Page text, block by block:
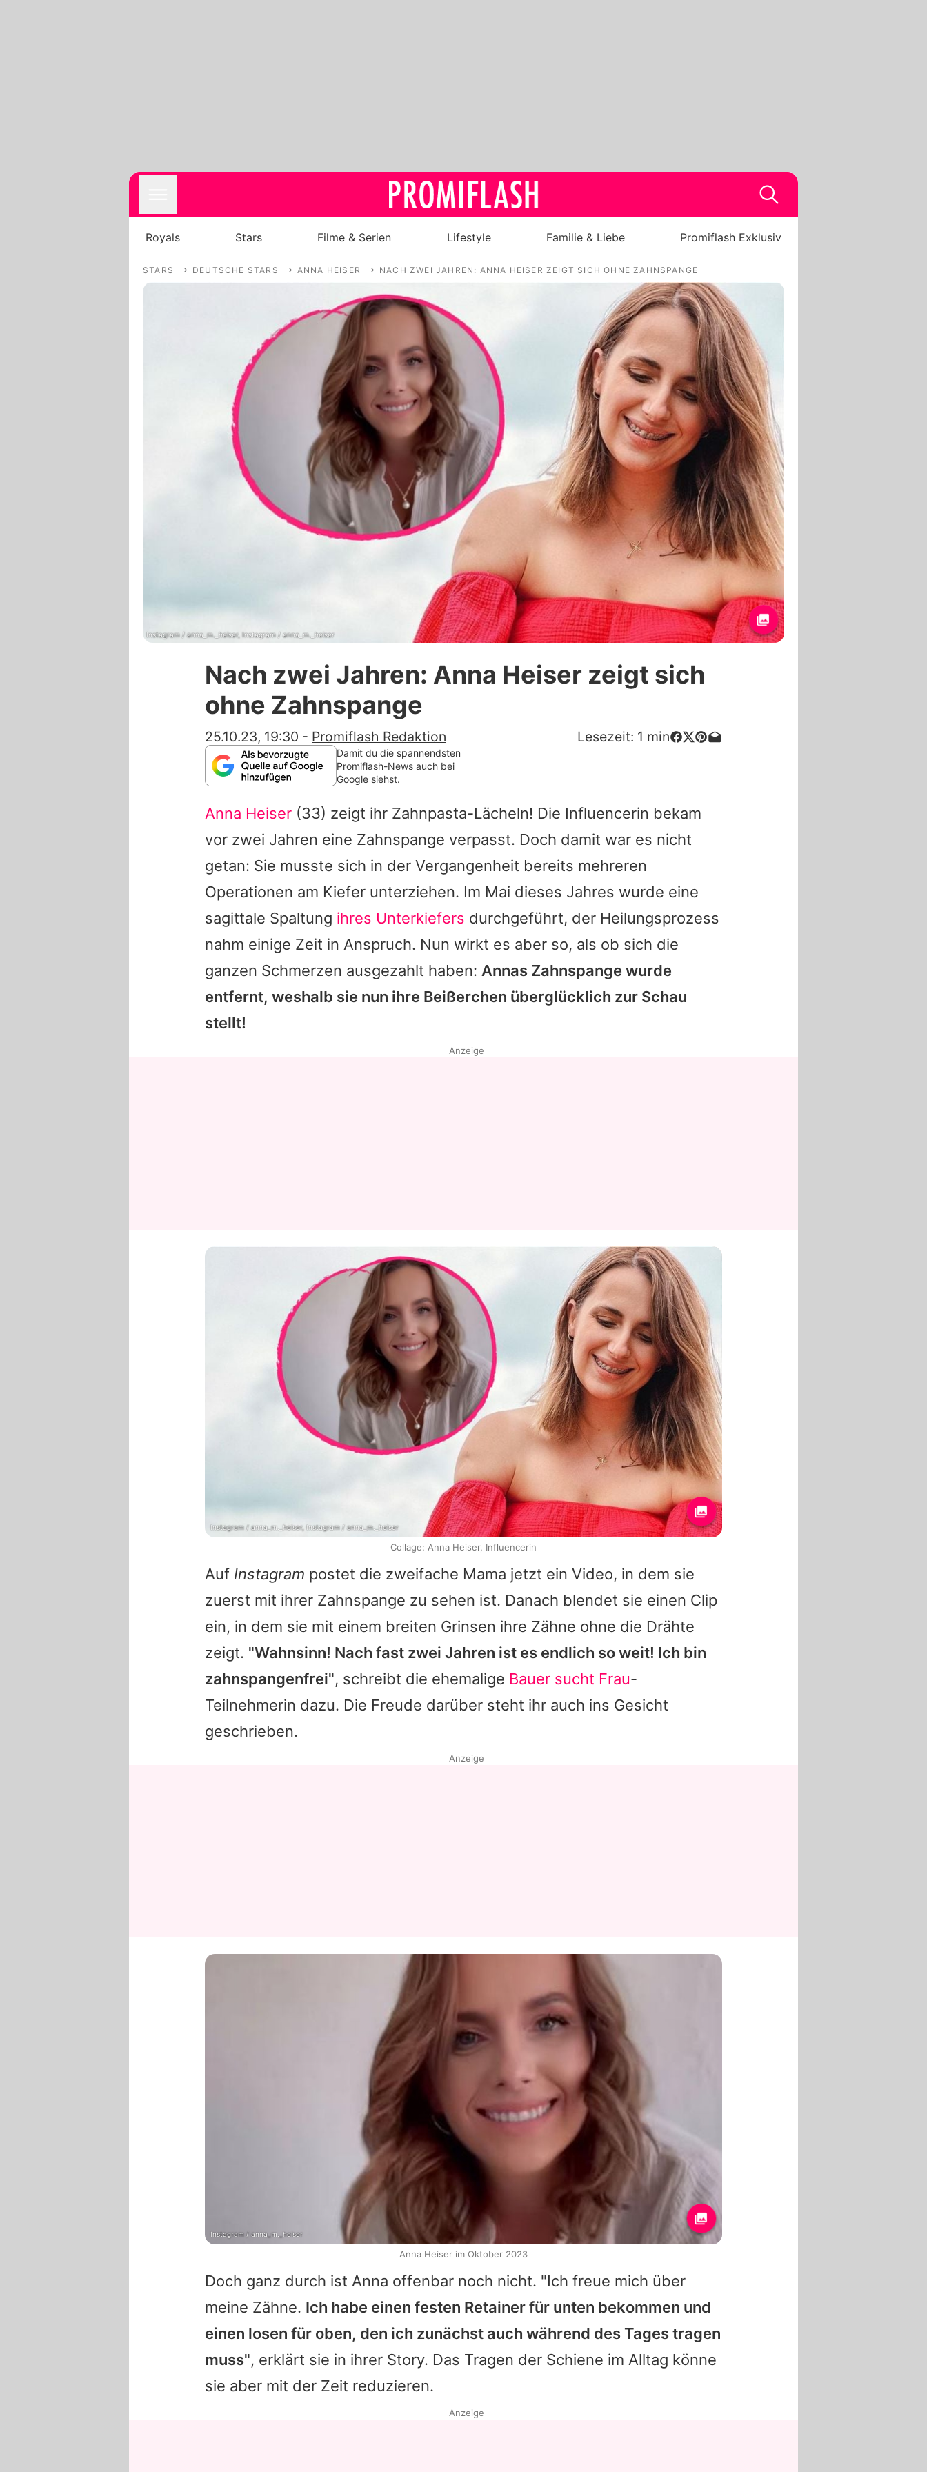
Royals
Filme & Serien
Lifestyle
Familie & Liebe
Promiflash Exklusiv
Alle Themen auf Promiflash
Jobs
App runterladen
Team
Redaktionelle Richtlinien
Impressum
Datenschutzerklärung
Nutzungsbedingungen
Utiq verwalten
Royals Stars Filme & Serien Lifestyle Familie & Liebe Promiflash Exklusiv
STARS DEUTSCHE STARS ANNA HEISER NACH ZWEI JAHREN: ANNA HEISER ZEIGT SICH OHNE ZAHNSPANGE
Instagram / anna_m._heiser, Instagram / anna_m._heiser
Nach zwei Jahren: Anna Heiser zeigt sich
ohne Zahnspange
25.10.23, 19:30 - Promiflash Redaktion Lesezeit: 1 min
Damit du die spannendsten
Promiflash-News auch bei
Google siehst.
Anna Heiser (33) zeigt ihr Zahnpasta-Lächeln! Die Influencerin bekam
vor zwei Jahren eine Zahnspange verpasst. Doch damit war es nicht
getan: Sie musste sich in der Vergangenheit bereits mehreren
Operationen am Kiefer unterziehen. Im Mai dieses Jahres wurde eine
sagittale Spaltung ihres Unterkiefers durchgeführt, der Heilungsprozess
nahm einige Zeit in Anspruch. Nun wirkt es aber so, als ob sich die
ganzen Schmerzen ausgezahlt haben: Annas Zahnspange wurde
entfernt, weshalb sie nun ihre Beißerchen überglücklich zur Schau
stellt!
Auf Instagram postet die zweifache Mama jetzt ein Video, in dem sie
zuerst mit ihrer Zahnspange zu sehen ist. Danach blendet sie einen Clip
ein, in dem sie mit einem breiten Grinsen ihre Zähne ohne die Drähte
zeigt. "Wahnsinn! Nach fast zwei Jahren ist es endlich so weit! Ich bin
zahnspangenfrei", schreibt die ehemalige Bauer sucht Frau-
Teilnehmerin dazu. Die Freude darüber steht ihr auch ins Gesicht
geschrieben.
Doch ganz durch ist Anna offenbar noch nicht. "Ich freue mich über
meine Zähne. Ich habe einen festen Retainer für unten bekommen und
einen losen für oben, den ich zunächst auch während des Tages tragen
muss", erklärt sie in ihrer Story. Das Tragen der Schiene im Alltag könne
sie aber mit der Zeit reduzieren.
Anzeige
Instagram / anna_m._heiser, Instagram / anna_m._heiser
Collage: Anna Heiser, Influencerin
Anzeige
Instagram / anna_m._heiser
Anna Heiser im Oktober 2023
Anzeige